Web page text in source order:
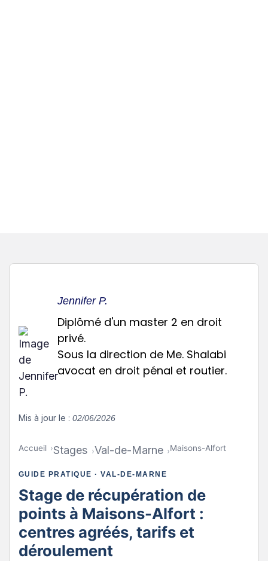
Jennifer P.
Diplômé d'un master 2 en droit
privé.
Sous la direction de Me. Shalabi
avocat en droit pénal et routier.
Mis à jour le : 02/06/2026
Accueil Stages Val-de-Marne Maisons-Alfort
GUIDE PRATIQUE · VAL-DE-MARNE
Stage de récupération de
points à Maisons-Alfort :
centres agréés, tarifs et
déroulement